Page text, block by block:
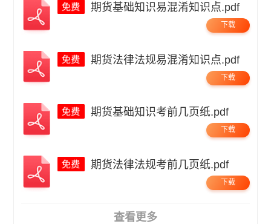
期货基础知识易混淆知识点.pdf
下载
期货法律法规易混淆知识点.pdf
下载
期货基础知识考前几页纸.pdf
下载
期货法律法规考前几页纸.pdf
下载
查看更多